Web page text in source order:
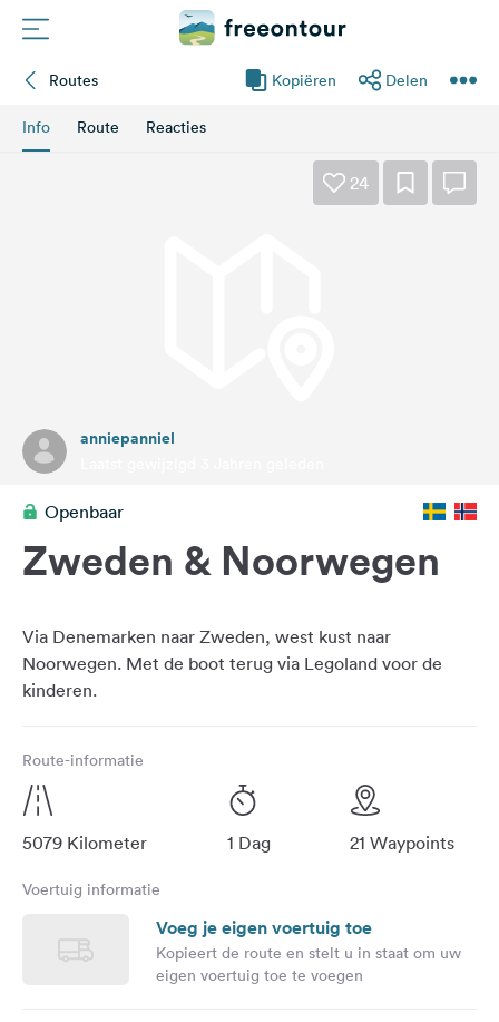
Nieuwsbrief
Feedback
Taal:
ons
op
Instagram
Routes Kopiëren Delen
Info Route Reacties
24
anniepanniel
Openbaar
Zweden & Noorwegen
Via Denemarken naar Zweden, west kust naar
Noorwegen. Met de boot terug via Legoland voor de
Route-informatie
5079 Kilometer 1 Dag 21 Waypoints
Voertuig informatie
Voeg je eigen voertuig toe
Kopieert de route en stelt u in staat om uw
eigen voertuig toe te voegen